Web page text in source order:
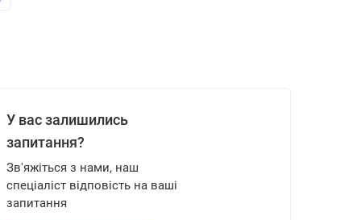
У вас залишились
запитання?
Зв'яжіться з нами, наш
спеціаліст відповість на ваші
запитання